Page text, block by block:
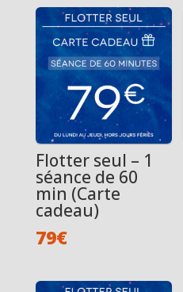
Flotter seul – 1
séance de 60
min (Carte
cadeau)
79€